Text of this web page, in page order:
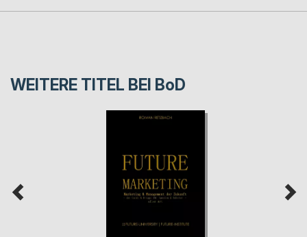
WEITERE TITEL BEI BoD